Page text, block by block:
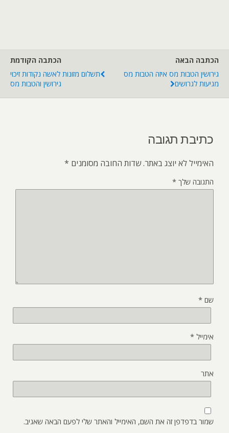
הכתבה הקודמת
תשלום מזונות לאשה נקודות זיכוי
גירושין והטבות מס
הכתבה הבאה
גירושין הטבות מס איזה הטבות מס
מגיעות לגרושים
כתיבת תגובה
האימייל לא יוצג באתר.שדות החובה מסומנים *
התגובה שלך *
שם *
אימייל *
אתר
שמור בדפדפן זה את השם, האימייל והאתר שלי לפעם הבאה שאגיב.